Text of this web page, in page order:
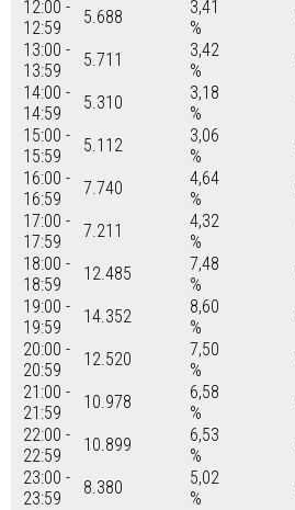
12:00 -
12:59
5.688
3,41
%
13:00 -
13:59
5.711
3,42
%
14:00 -
14:59
5.310
3,18
%
15:00 -
15:59
5.112
3,06
%
16:00 -
16:59
7.740
4,64
%
17:00 -
17:59
7.211
4,32
%
18:00 -
18:59
12.485
7,48
%
19:00 -
19:59
14.352
8,60
%
20:00 -
20:59
12.520
7,50
%
21:00 -
21:59
10.978
6,58
%
22:00 -
22:59
10.899
6,53
%
23:00 -
23:59
8.380
5,02
%